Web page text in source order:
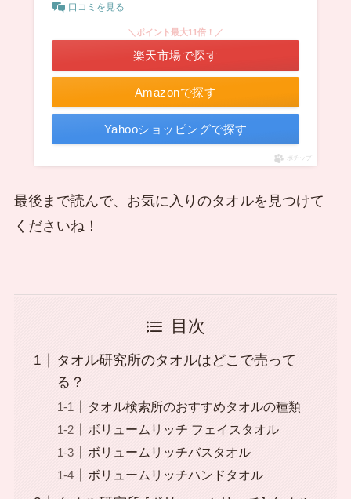
口コミを見る
Amazonで探す
＼ポイント最大11倍！／
楽天市場で探す
Yahooショッピングで探す
ポチップ
最後まで読んで、お気に入りのタオルを見つけて
くださいね！
目次
タオル研究所のタオルはどこで売って
る？
タオル検索所のおすすめタオルの種類
ボリュームリッチ フェイスタオル
ボリュームリッチバスタオル
ボリュームリッチハンドタオル